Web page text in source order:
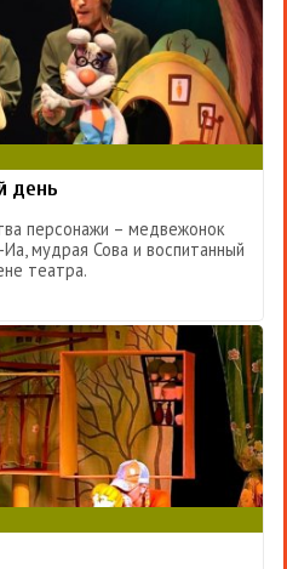
день
персонажи – медвежонок
мудрая Сова и воспитанный
театра.